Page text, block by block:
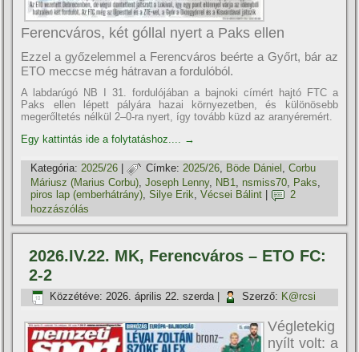
Ferencváros, két góllal nyert a Paks ellen
Ezzel a győzelemmel a Ferencváros beérte a Győrt, bár az
ETO meccse még hátravan a fordulóból.
A labdarúgó NB I 31. fordulójában a bajnoki címért hajtó FTC a
Paks ellen lépett pályára hazai környezetben, és különösebb
megerőltetés nélkül 2–0-ra nyert, így tovább küzd az aranyéremért.
Egy kattintás ide a folytatáshoz....
→
Kategória: 2025/26 | Címke: 2025/26, Böde Dániel ,Corbu
Máriusz (Marius Corbu) ,Joseph Lenny, NB1 nsmiss70 Paks
piros lap (emberhátrány),Silye Erik,Vécsei Bálint
2
hozzászólás
2026.IV.22. MK, Ferencváros – ETO FC:
2-2
Közzétéve: 2026. április 22. szerda| Szerző: K@rcsi
Végletekig
nyílt volt: a